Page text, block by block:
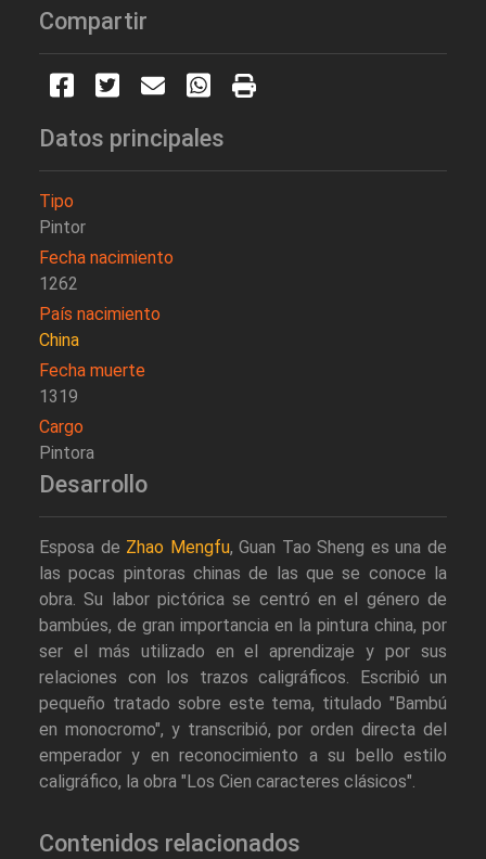
Compartir
Datos principales
Tipo
Pintor
Fecha nacimiento
1262
País nacimiento
China
Fecha muerte
1319
Cargo
Pintora
Desarrollo
Esposa de Zhao Mengfu, Guan Tao Sheng es una de
las pocas pintoras chinas de las que se conoce la
obra. Su labor pictórica se centró en el género de
bambúes, de gran importancia en la pintura china, por
ser el más utilizado en el aprendizaje y por sus
relaciones con los trazos caligráficos. Escribió un
pequeño tratado sobre este tema, titulado "Bambú
en monocromo", y transcribió, por orden directa del
emperador y en reconocimiento a su bello estilo
caligráfico, la obra "Los Cien caracteres clásicos".
Contenidos relacionados